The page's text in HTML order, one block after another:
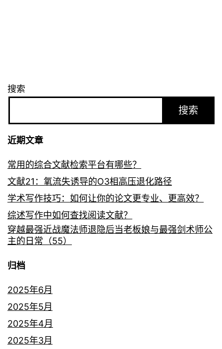
搜索
搜索
近期文章
常用的综合文献检索平台有哪些？
文献21：氧流失诱导的O3相高压退化路径
学术写作技巧：如何让你的论文更专业、更高效？
综述写作中如何查找阅读文献？
穿越最强近战魔法师退隐后当老板娘与最强剑术师公
主的日常（55）
归档
2025年6月
2025年5月
2025年4月
2025年3月